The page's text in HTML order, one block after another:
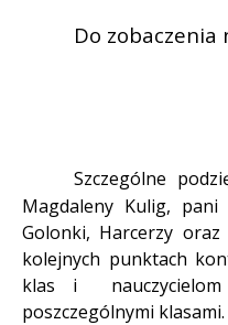
Do zobaczenia
Szczególne
Magdaleny Kulig,
Golonki, Harcerzy oraz
kolejnych punktach
klas i
poszczególnymi klasami.